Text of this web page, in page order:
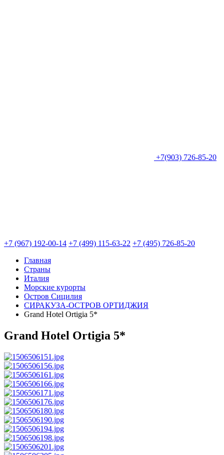
+7(903) 726-85-20
+7 (967) 192-00-14 +7 (499) 115-63-22 +7 (495) 726-85-20
Главная
Страны
Италия
Морские курорты
Остров Сицилия
СИРАКУЗА-ОСТРОВ ОРТИДЖИЯ
Grand Hotel Ortigia 5*
Grand Hotel Ortigia 5*